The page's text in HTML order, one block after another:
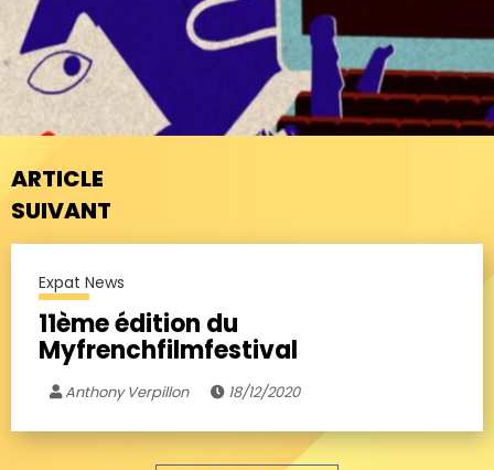
ARTICLE
SUIVANT
Expat News
11ème édition du
Myfrenchfilmfestival
Anthony Verpillon 18/12/2020